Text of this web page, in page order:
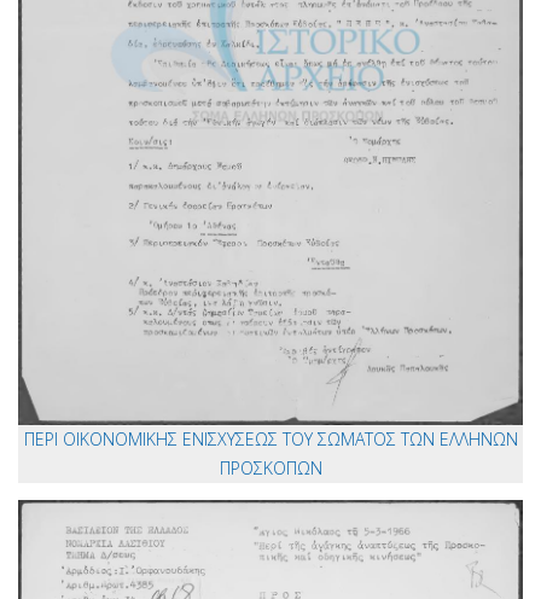
ΠΕΡΙ ΟΙΚΟΝΟΜΙΚΗΣ ΕΝΙΣΧΥΣΕΩΣ ΤΟΥ ΣΩΜΑΤΟΣ ΤΩΝ ΕΛΛΗΝΩΝ
ΠΡΟΣΚΟΠΩΝ